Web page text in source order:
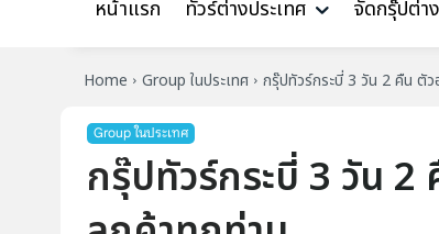
หน้าแรก ทัวร์ต่างประเทศ จัดกรุ๊ปต่า
Home Group ในประเทศ กรุ๊ปทัวร์กระบี่ 3 วัน 2 คืน ตั
Group ในประเทศ
กรุ๊ปทัวร์กระบี่ 3 วัน